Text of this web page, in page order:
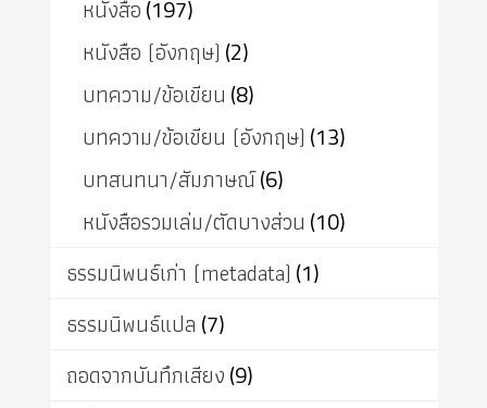
หนังสือ(197)
หนังสือ (อังกฤษ) (2)
บทความ/ข้อเขียน (8)
บทความ/ข้อเขียน (อังกฤษ) (13)
บทสนทนา/สัมภาษณ์(6)
หนังสือรวมเล่ม/ตัดบางส่วน (10)
ธรรมนิพนธ์เก่า (metadata) (1)
ธรรมนิพนธ์แปล (7)
ถอดจากบันทึกเสียง(9)